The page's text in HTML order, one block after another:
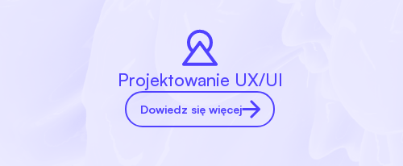
Projektowanie UX/UI
Dowiedz się więcej